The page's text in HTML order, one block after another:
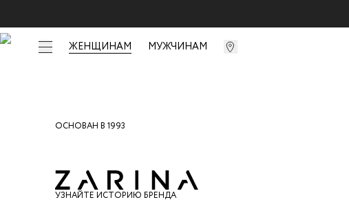
ЖЕНЩИНАМ МУЖЧИНАМ
ОСНОВАН В 1993
УЗНАЙТЕ ИСТОРИЮ БРЕНДА